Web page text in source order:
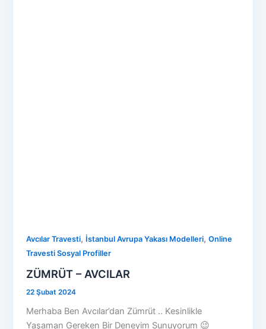
Avcılar Travesti, İstanbul Avrupa Yakası Modelleri,Online
Travesti Sosyal Profiller
ZÜMRÜT – AVCILAR
22 Şubat 2024
Merhaba Ben Avcılar’dan Zümrüt .. Kesinlikle
Yaşaman Gereken Bir Deneyim Sunuyorum 😉